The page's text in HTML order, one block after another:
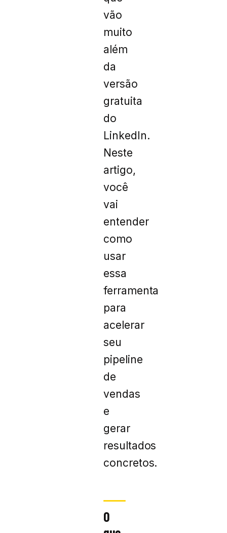
vão
muito
além
da
versão
gratuita
do
LinkedIn.
Neste
artigo,
você
vai
entender
como
usar
essa
ferramenta
para
acelerar
seu
pipeline
de
vendas
e
gerar
resultados
concretos.
O